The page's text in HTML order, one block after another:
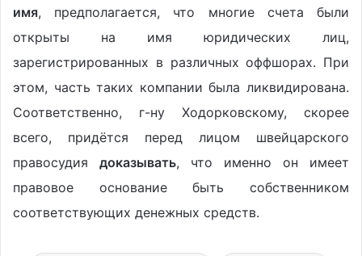
имя, предполагается, что многие счета были
открыты на имя юридических лиц,
зарегистрированных в различных оффшорах. При
этом, часть таких компании была ликвидирована.
Соответственно, г-ну Ходорковскому, скорее
всего, придётся перед лицом швейцарского
правосудия доказывать, что именно он имеет
правовое основание быть собственником
соответствующих денежных средств.